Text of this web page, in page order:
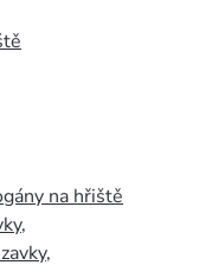
na hřiště
,
,